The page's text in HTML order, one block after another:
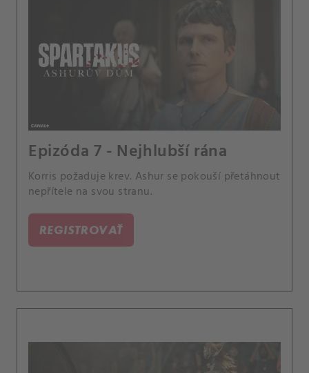
Epizóda 7 - Nejhlubší rána
Korris požaduje krev. Ashur se pokouší přetáhnout
nepřítele na svou stranu.
REGISTROVAŤ